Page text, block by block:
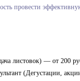
провести
листовок) — от 200
(Дегустации,